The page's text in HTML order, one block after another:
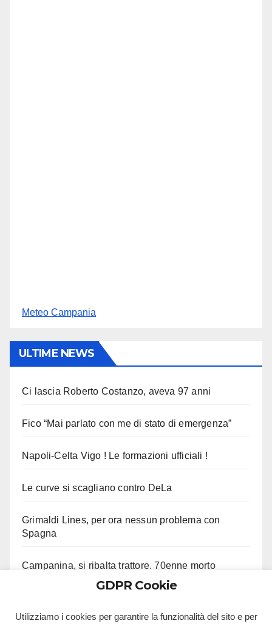
Meteo Campania
ULTIME NEWS
Ci lascia Roberto Costanzo, aveva 97 anni
Fico “Mai parlato con me di stato di emergenza”
Napoli-Celta Vigo ! Le formazioni ufficiali !
Le curve si scagliano contro DeLa
Grimaldi Lines, per ora nessun problema con
Spagna
Campanina, si ribalta trattore. 70enne morto
GDPR Cookie
Utilizziamo i cookies per garantire la funzionalità del sito e per